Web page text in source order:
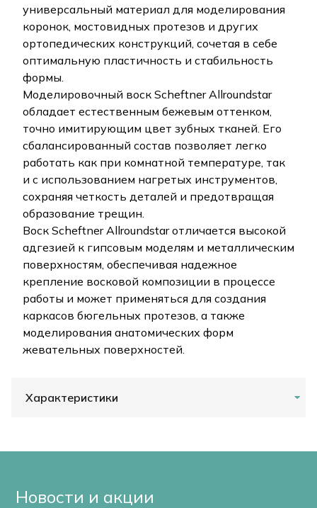
универсальный материал для моделирования
коронок, мостовидных протезов и других
ортопедических конструкций, сочетая в себе
оптимальную пластичность и стабильность
формы.
Моделировочный воск Scheftner Allroundstar
обладает естественным бежевым оттенком,
точно имитирующим цвет зубных тканей. Его
сбалансированный состав позволяет легко
работать как при комнатной температуре, так
и с использованием нагретых инструментов,
сохраняя четкость деталей и предотвращая
образование трещин.
Воск Scheftner Allroundstar отличается высокой
адгезией к гипсовым моделям и металлическим
поверхностям, обеспечивая надежное
крепление восковой композиции в процессе
работы и может применяться для создания
каркасов бюгельных протезов, а также
моделирования анатомических форм
жевательных поверхностей.
Характеристики
Новости и акции